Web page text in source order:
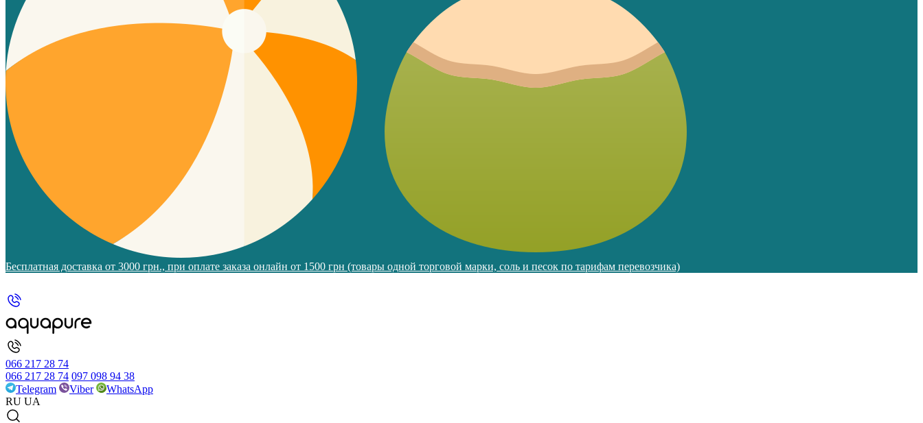
Бесплатная доставка от 3000 грн., при оплате заказа онлайн от 1500 грн (товары одной торговой марки, соль и песок по тарифам перевозчика)
066 217 28 74
066 217 28 74 097 098 94 38
Telegram
Viber
WhatsApp
RU UA